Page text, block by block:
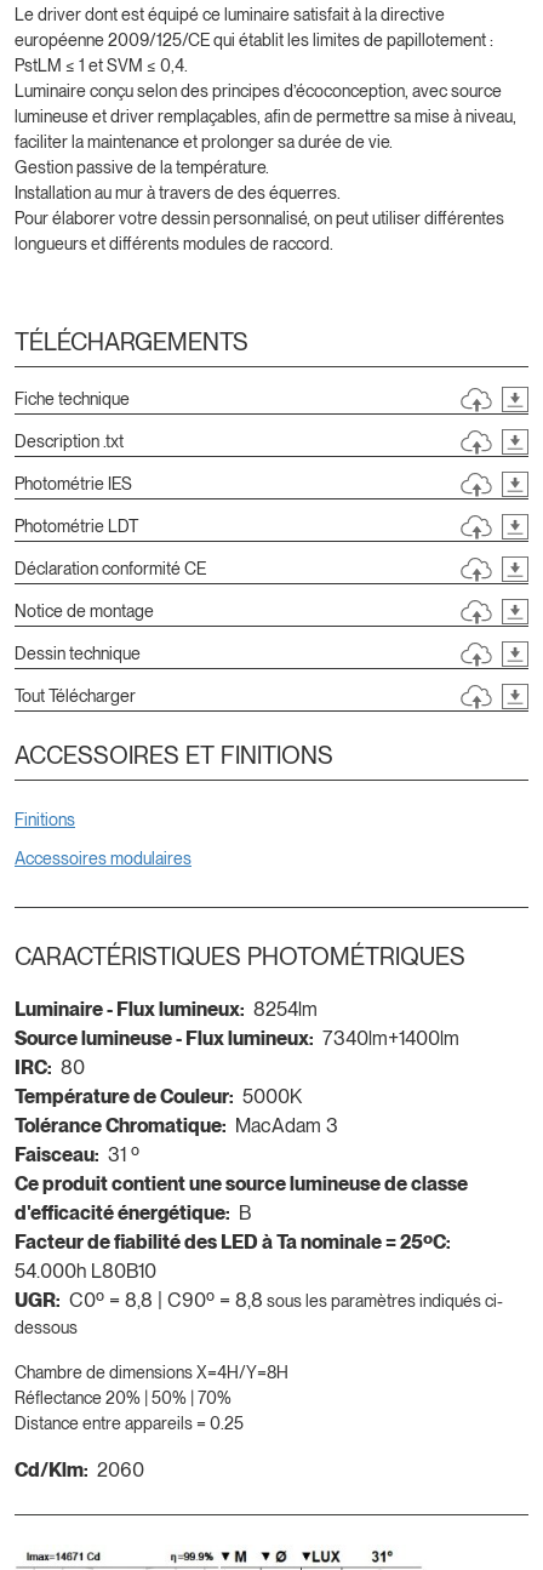
Le driver dont est équipé ce luminaire satisfait à la directive
européenne 2009/125/CE qui établit les limites de papillotement :
PstLM ≤ 1 et SVM ≤ 0,4.
Luminaire conçu selon des principes d’écoconception, avec source
lumineuse et driver remplaçables, afin de permettre sa mise à niveau,
faciliter la maintenance et prolonger sa durée de vie.
Gestion passive de la température.
Installation au mur à travers de des équerres.
Pour élaborer votre dessin personnalisé, on peut utiliser différentes
longueurs et différents modules de raccord.
TÉLÉCHARGEMENTS
Fiche technique
Description .txt
Photométrie IES
Photométrie LDT
Déclaration conformité CE
Notice de montage
Dessin technique
Tout Télécharger
ACCESSOIRES ET FINITIONS
Finitions
Accessoires modulaires
CARACTÉRISTIQUES PHOTOMÉTRIQUES
Luminaire - Flux lumineux: 8254lm
Source lumineuse - Flux lumineux: 7340lm+1400lm
IRC: 80
Température de Couleur: 5000K
Tolérance Chromatique: MacAdam 3
Faisceau: 31 º
Ce produit contient une source lumineuse de classe
d'efficacité énergétique: B
Facteur de fiabilité des LED à Ta nominale = 25ºC:
54.000h L80B10
UGR: C0º = 8,8 | C90º = 8,8 sous les paramètres indiqués ci-
dessous
Chambre de dimensions X=4H/Y=8H
Réflectance 20% | 50% | 70%
Distance entre appareils = 0.25
Cd/Klm: 2060